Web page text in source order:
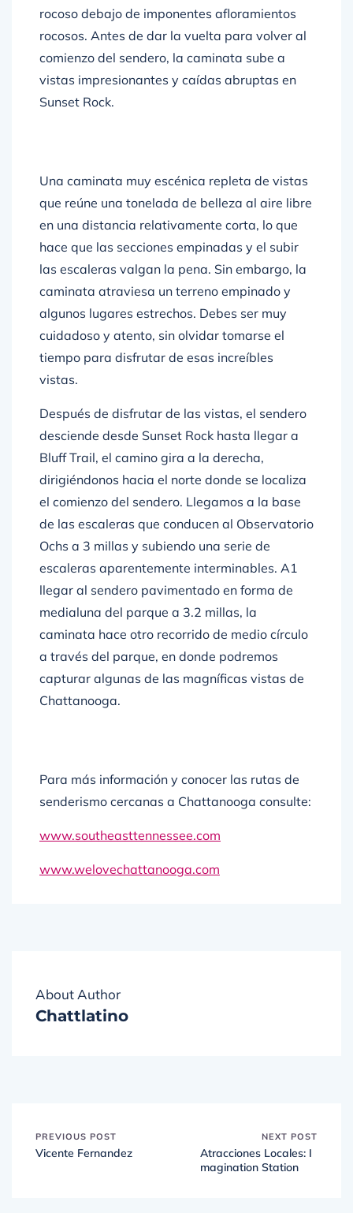
rocosos. Antes de dar la vuelta para volver al
comienzo del sendero, la caminata sube a
vistas impresionantes y caídas abruptas en
Sunset Rock.
que reúne una tonelada de belleza al aire libre
en una distancia relativamente corta, lo que
hace que las secciones empinadas y el subir
las escaleras valgan la pena. Sin embargo, la
caminata atraviesa un terreno empinado y
algunos lugares estrechos. Debes ser muy
cuidadoso y atento, sin olvidar tomarse el
tiempo para disfrutar de esas increíbles
vistas.
desciende desde Sunset Rock hasta llegar a
Bluff Trail, el camino gira a la derecha,
dirigiéndonos hacia el norte donde se localiza
el comienzo del sendero. Llegamos a la base
de las escaleras que conducen al Observatorio
Ochs a 3 millas y subiendo una serie de
escaleras aparentemente interminables. A1
llegar al sendero pavimentado en forma de
medialuna del parque a 3.2 millas, la
caminata hace otro recorrido de medio círculo
a través del parque, en donde podremos
capturar algunas de las magníficas vistas de
Chattanooga.
senderismo cercanas a Chattanooga consulte:
Chattlatino
Vicente Fernandez
Atracciones Locales: I
magination Station